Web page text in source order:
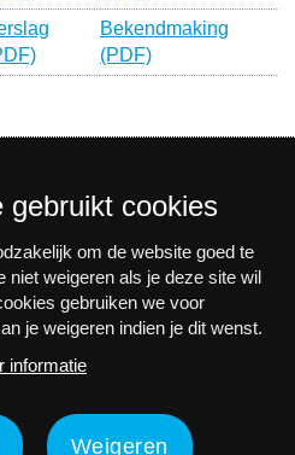
Bekendmaking
(PDF)
blijven van alle nieuws en
voor onze interessante
gebruikt cookies
om de website goed te
niet weigeren als je deze site wil
gebruiken we voor
je weigeren indien je dit wenst.
informatie
Weigeren